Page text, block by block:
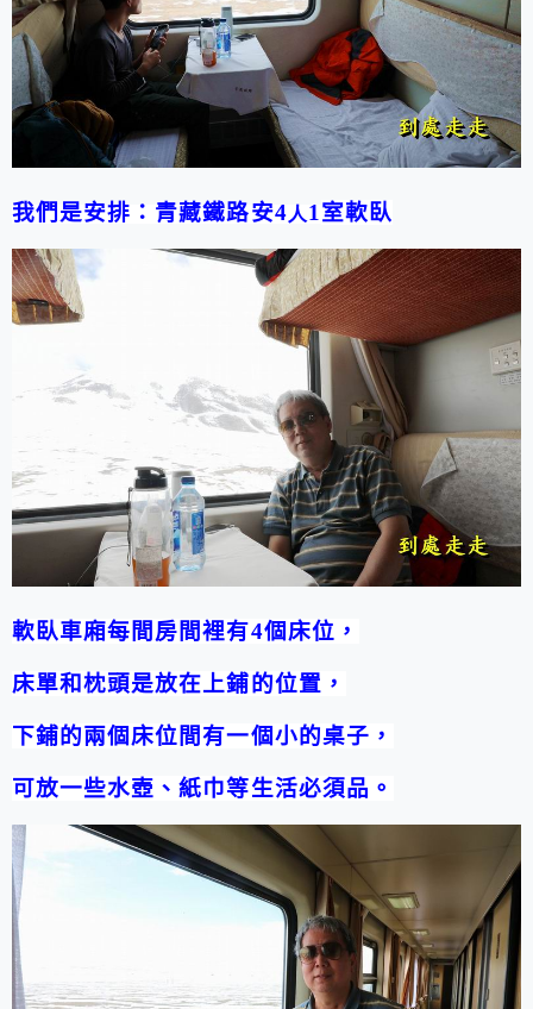
我們是安排：青藏鐵路安4人1室軟臥
軟臥車廂每間房間裡有4個床位，
床單和枕頭是放在上鋪的位置，
下鋪的兩個床位間有一個小的桌子，
可放一些水壺、紙巾等生活必須品。